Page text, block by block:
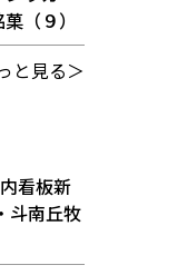
（９）
と見る＞
看板新
斗南丘牧